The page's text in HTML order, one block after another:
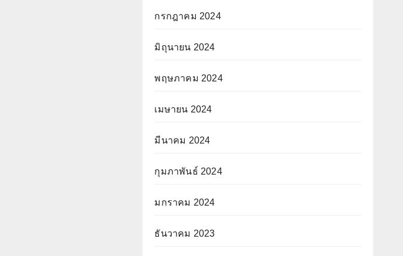
กรกฎาคม 2024
มิถุนายน 2024
พฤษภาคม 2024
เมษายน 2024
มีนาคม 2024
กุมภาพันธ์ 2024
มกราคม 2024
ธันวาคม 2023